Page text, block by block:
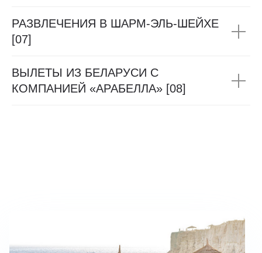
РАЗВЛЕЧЕНИЯ В ШАРМ-ЭЛЬ-ШЕЙХЕ
[07]
ВЫЛЕТЫ ИЗ БЕЛАРУСИ С
КОМПАНИЕЙ «АРАБЕЛЛА» [08]